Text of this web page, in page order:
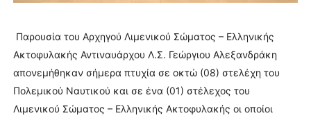
Παρουσία του Αρχηγού Λιμενικού Σώματος – Ελληνικής
Ακτοφυλακής Αντιναυάρχου Λ.Σ. Γεώργιου Αλεξανδράκη
απονεμήθηκαν σήμερα πτυχία σε οκτώ (08) στελέχη του
Πολεμικού Ναυτικού και σε ένα (01) στέλεχος του
Λιμενικού Σώματος – Ελληνικής Ακτοφυλακής οι οποίοι